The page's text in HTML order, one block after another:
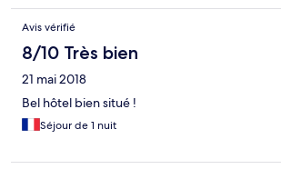
Avis vérifié
8/10 Très bien
21 mai 2018
Bel hôtel bien situé !
Séjour de 1 nuit